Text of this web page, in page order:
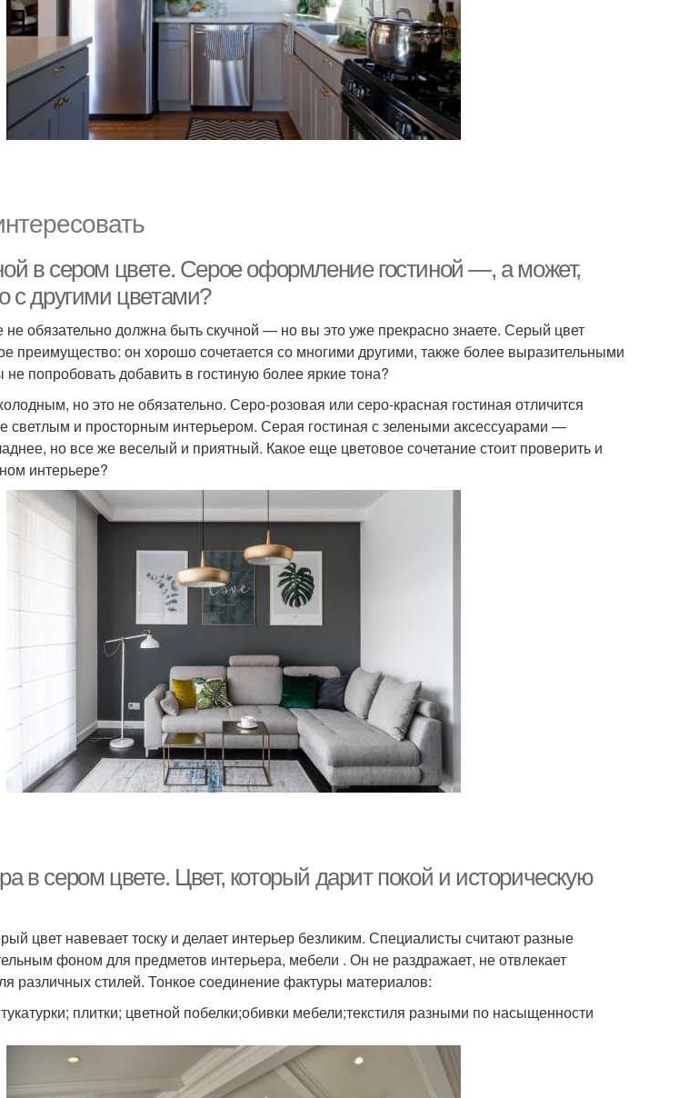
в сером цвете. Серое оформление гостиной —, а может,
с другими цветами?
не обязательно должна быть скучной — но вы это уже прекрасно знаете. Серый цвет
преимущество: он хорошо сочетается со многими другими, также более выразительными
попробовать добавить в гостиную более яркие тона?
но это не обязательно. Серо-розовая или серо-красная гостиная отличится
светлым и просторным интерьером. Серая гостиная с зелеными аксессуарами —
но все же веселый и приятный. Какое еще цветовое сочетание стоит проверить и
интерьере?
в сером цвете. Цвет, который дарит покой и историческую
цвет навевает тоску и делает интерьер безликим. Специалисты считают разные
фоном для предметов интерьера, мебели . Он не раздражает, не отвлекает
различных стилей. Тонкое соединение фактуры материалов:
плитки; цветной побелки;обивки мебели;текстиля разными по насыщенности